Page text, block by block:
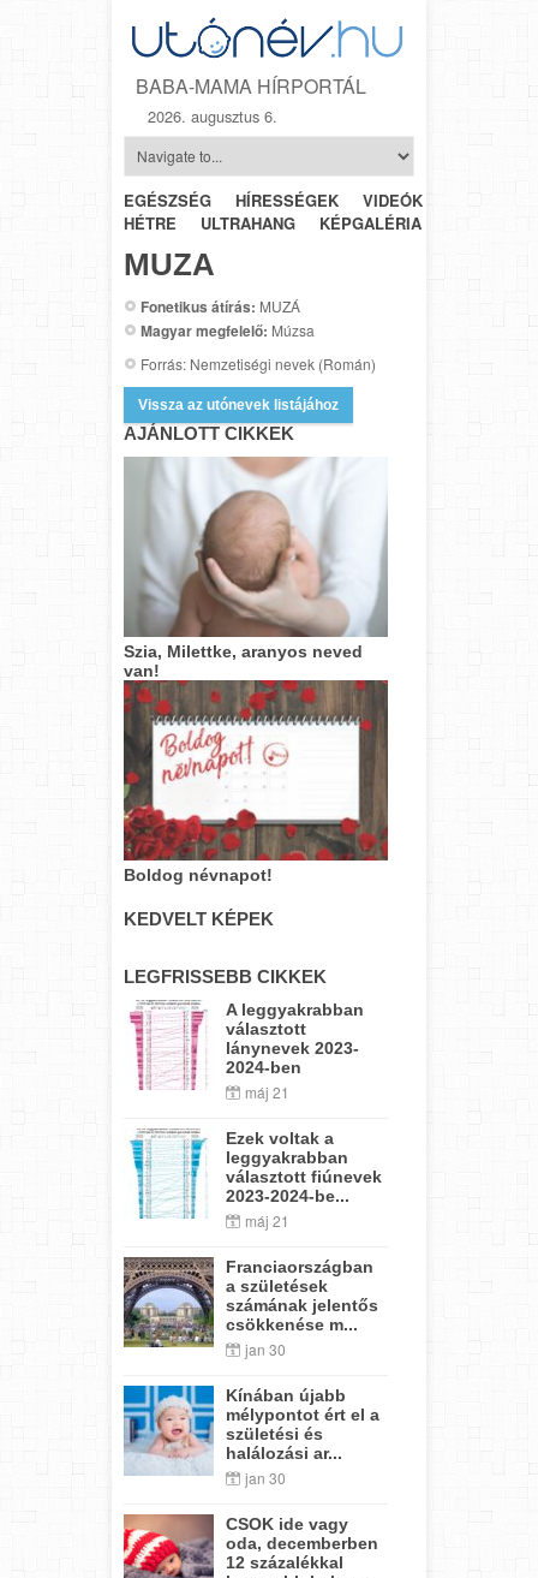
BABA-MAMA HÍRPORTÁL
2026. augusztus 6.
EGÉSZSÉG HÍRESSÉGEK VIDEÓK
HÉTRŐL-
HÉTRE
ULTRAHANG KÉPGALÉRIA
MUZA
Fonetikus átírás: MUZÁ
Magyar megfelelő: Múzsa
Forrás: Nemzetiségi nevek (Román)
Vissza az utónevek listájához
AJÁNLOTT CIKKEK
Szia, Milettke, aranyos neved
van!
Boldog névnapot!
KEDVELT KÉPEK
LEGFRISSEBB CIKKEK
A leggyakrabban
választott
lánynevek 2023-
2024-ben
máj 21
Ezek voltak a
leggyakrabban
választott fiúnevek
2023-2024-be...
máj 21
Franciaországban
a születések
számának jelentős
csökkenése m...
jan 30
Kínában újabb
mélypontot ért el a
születési és
halálozási ar...
jan 30
CSOK ide vagy
oda, decemberben
12 százalékkal